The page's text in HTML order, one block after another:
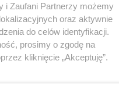
i Zaufani Partnerzy możemy
oraz aktywnie
do celów identyfikacji.
prosimy o zgodę na
kliknięcie „Akceptuję”.